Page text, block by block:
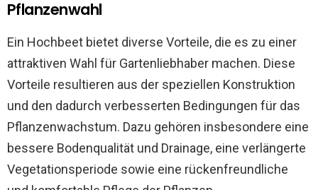
Pflanzenwahl
Ein Hochbeet bietet diverse Vorteile, die es zu einer
attraktiven Wahl für Gartenliebhaber machen. Diese
Vorteile resultieren aus der speziellen Konstruktion
und den dadurch verbesserten Bedingungen für das
Pflanzenwachstum. Dazu gehören insbesondere eine
bessere Bodenqualität und Drainage, eine verlängerte
Vegetationsperiode sowie eine rückenfreundliche